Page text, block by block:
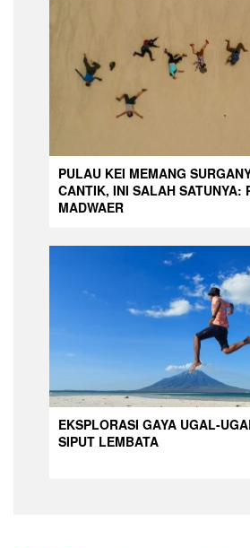
PULAU KEI MEMANG
CANTIK, INI SALAH SATUNYA:
MADWAER
EKSPLORASI GAYA UGAL-
SIPUT LEMBATA